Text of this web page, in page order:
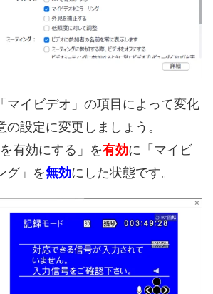
マイビデオ」の項目によって変化
の設定に変更しましょう。
有効にする」を有効に「マイビ
グ」を無効にした状態です。